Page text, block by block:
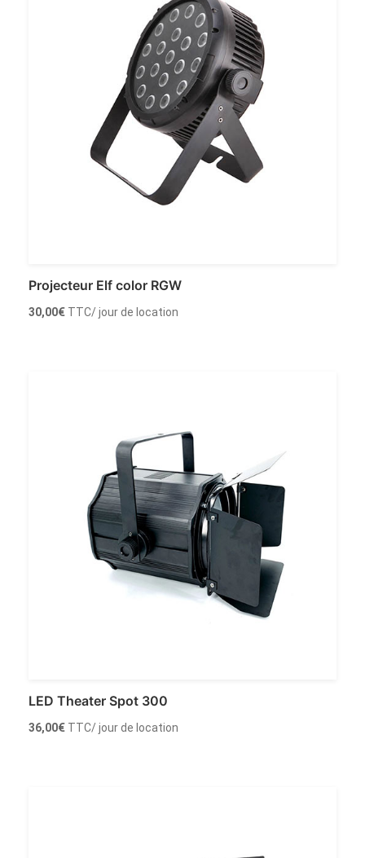
Projecteur Elf color RGW
30,00€ TTC/ jour de location
LED Theater Spot 300
36,00€ TTC/ jour de location